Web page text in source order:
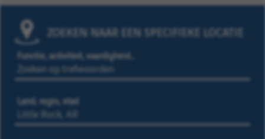
ZOEKEN NAAR EEN SPECIFIEKE LOCATIE
Functie, activiteit, vaardigheid…
Land, regio, stad